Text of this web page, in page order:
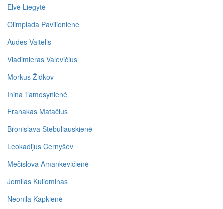
Elvė Liegytė
Olimpiada Pavilioniene
Audes Vaitelis
Vladimieras Valevičius
Morkus Židkov
Inina Tamosynienė
Franakas Matačius
Bronislava Stebuliauskienė
Leokadijus Černyšev
Mečislova Amankevičienė
Jomilas Kuliominas
Neonila Kapkienė